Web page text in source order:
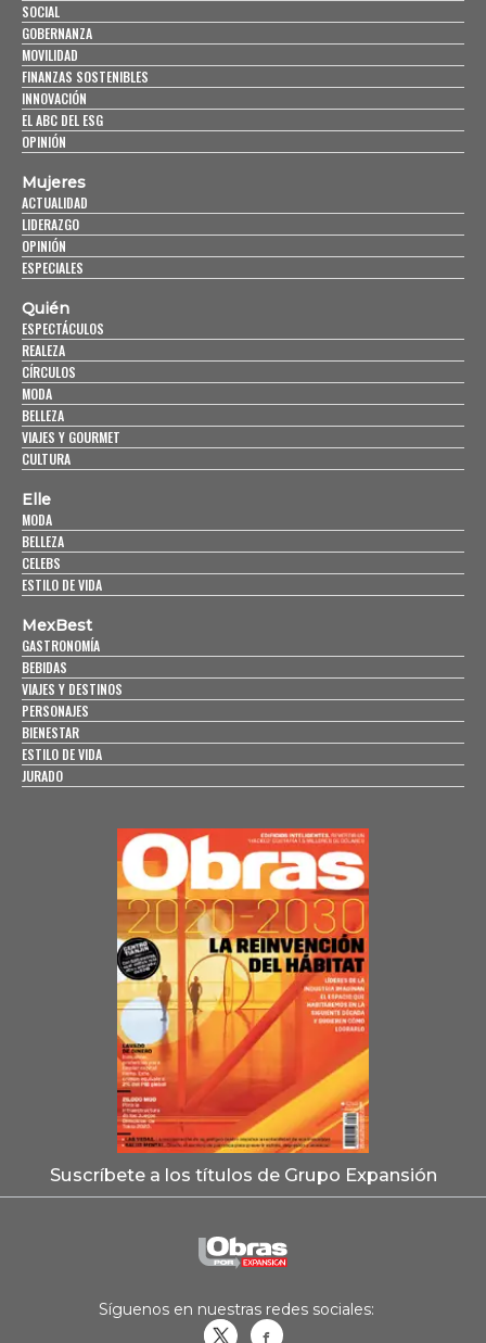
SOCIAL
GOBERNANZA
MOVILIDAD
FINANZAS SOSTENIBLES
INNOVACIÓN
EL ABC DEL ESG
OPINIÓN
Mujeres
ACTUALIDAD
LIDERAZGO
OPINIÓN
ESPECIALES
Quién
ESPECTÁCULOS
REALEZA
CÍRCULOS
MODA
BELLEZA
VIAJES Y GOURMET
CULTURA
Elle
MODA
BELLEZA
CELEBS
ESTILO DE VIDA
MexBest
GASTRONOMÍA
BEBIDAS
VIAJES Y DESTINOS
PERSONAJES
BIENESTAR
ESTILO DE VIDA
JURADO
Suscríbete a los títulos de Grupo Expansión
Síguenos en nuestras redes sociales: